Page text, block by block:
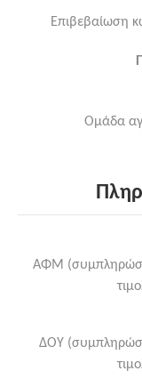
Επιβεβαίωση
Ομάδα
ΑΦΜ
ΔΟΥ